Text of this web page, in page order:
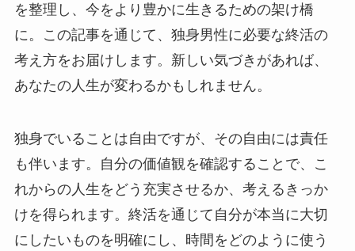
を整理し、今をより豊かに生きるための架け橋
に。この記事を通じて、独身男性に必要な終活の
考え方をお届けします。新しい気づきがあれば、
あなたの人生が変わるかもしれません。
独身でいることは自由ですが、その自由には責任
も伴います。自分の価値観を確認することで、こ
れからの人生をどう充実させるか、考えるきっか
けを得られます。終活を通じて自分が本当に大切
にしたいものを明確にし、時間をどのように使う